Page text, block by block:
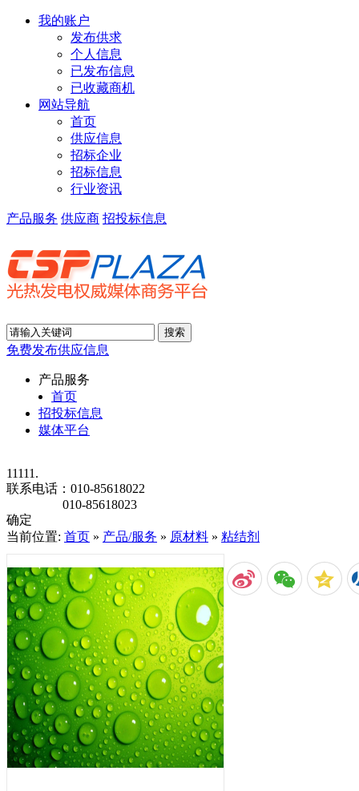
我的账户
发布供求
个人信息
已发布信息
已收藏商机
网站导航
首页
供应信息
招标企业
招标信息
行业资讯
产品服务 供应商 招投标信息
免费发布供应信息
产品服务
首页
招投标信息
媒体平台
11111.
联系电话： 010-85618022
010-85618023
确定
当前位置: 首页 » 产品/服务 » 原材料 » 粘结剂